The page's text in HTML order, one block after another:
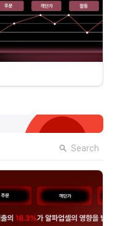
Search